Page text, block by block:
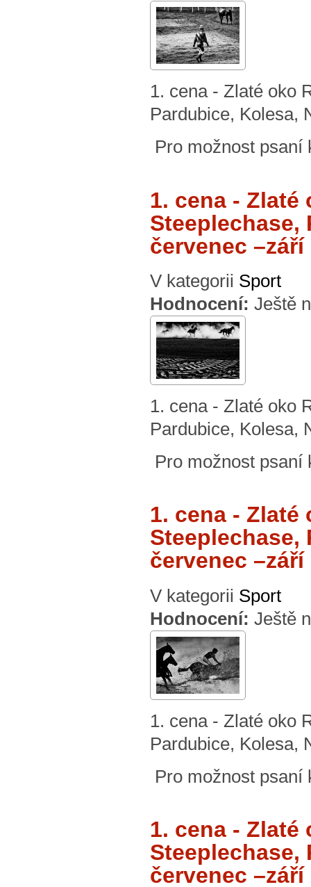
1. cena - Zlaté oko
Pardubice, Kolesa,
Pro možnost
1. cena - Zlaté
Steeplechase,
červenec –září
V kategorii Sport
Hodnocení: Ještě
1. cena - Zlaté oko
Pardubice, Kolesa,
Pro možnost
1. cena - Zlaté
Steeplechase,
červenec –září
V kategorii Sport
Hodnocení: Ještě
1. cena - Zlaté oko
Pardubice, Kolesa,
Pro možnost
1. cena - Zlaté
Steeplechase,
červenec –září